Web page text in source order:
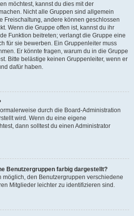
möchtest, kannst du dies mit der
Nicht alle Gruppen sind allgemein
Freischaltung, andere können geschlossen
Wenn die Gruppe offen ist, kannst du ihr
Funktion beitreten; verlangt die Gruppe eine
für sie bewerben. Ein Gruppenleiter muss
Er könnte fragen, warum du in die Gruppe
Bitte belästige keinen Gruppenleiter, wenn er
dafür haben.
durch die Board-Administration
wird. Wenn du eine eigene
dann solltest du einen Administrator
Benutzergruppen farbig dargestellt?
möglich, den Benutzergruppen verschiedene
Mitglieder leichter zu identifizieren sind.